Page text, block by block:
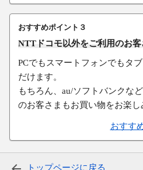
おすすめポイント３
NTTドコモ以外をご利用のお
PCでもスマートフォンでもタ
だけます。
もちろん、au/ソフトバンクな
のお客さまもお買い物をお楽し
おすす
トップページに戻る